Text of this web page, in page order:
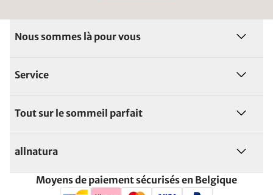
Nous sommes là pour vous
Service
Tout sur le sommeil parfait
allnatura
Moyens de paiement sécurisés en Belgique